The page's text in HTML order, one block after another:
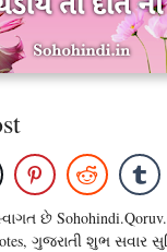
છે
ગુજરાતી શુભ